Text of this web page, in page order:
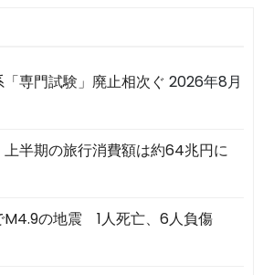
専門試験」廃止相次ぐ 2026年8月
半期の旅行消費額は約64兆円に
M4.9の地震 1人死亡、6人負傷